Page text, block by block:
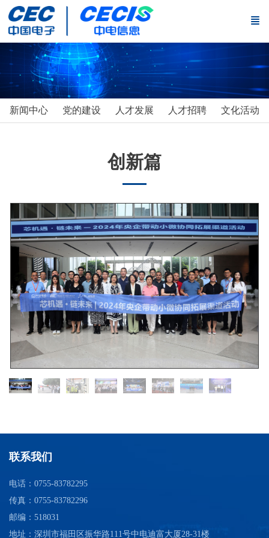
新闻中心 党的建设 人才发展 人才招聘 文化活动
创新篇
联系我们
电话：0755-83782295
传真：0755-83782296
邮编：518031
地址：深圳市福田区振华路111号中电迪富大厦28-31楼